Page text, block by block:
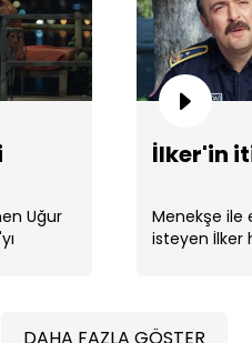
Uğur
İlker'in
Menekşe ile
isteyen İlker
...